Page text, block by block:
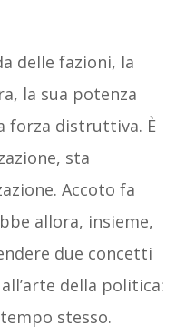
delle fazioni, la
la sua potenza
forza distruttiva. È
sta
Accoto fa
allora, insieme,
due concetti
della politica:
stesso.